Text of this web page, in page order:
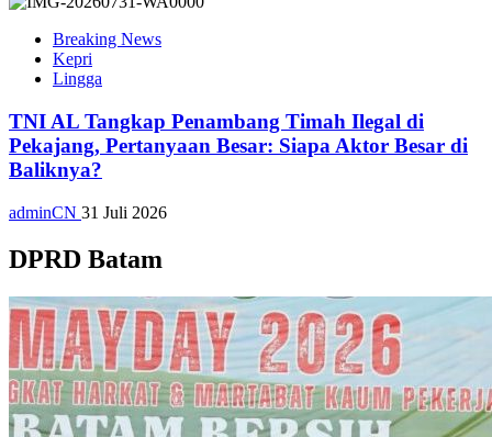
Breaking News
Kepri
Lingga
TNI AL Tangkap Penambang Timah Ilegal di
Pekajang, Pertanyaan Besar: Siapa Aktor Besar di
Baliknya?
adminCN 31 Juli 2026
DPRD Batam